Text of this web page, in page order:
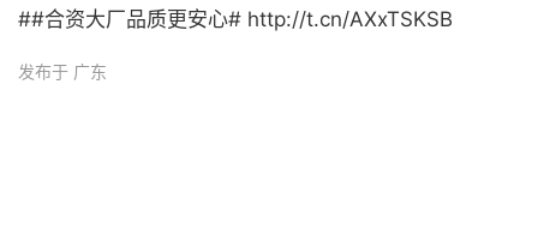
##合资大厂品质更安心# http://t.cn/AXxTSKSB ​
发布于 广东